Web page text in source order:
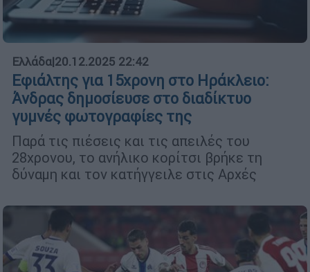
Ελλάδα|20.12.2025 22:42
Εφιάλτης για 15χρονη στο Ηράκλειο:
Άνδρας δημοσίευσε στο διαδίκτυο
γυμνές φωτογραφίες της
Παρά τις πιέσεις και τις απειλές του
28χρονου, το ανήλικο κορίτσι βρήκε τη
δύναμη και τον κατήγγειλε στις Αρχές